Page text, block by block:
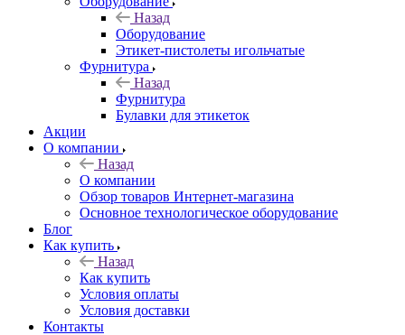
Назад
Оборудование
Этикет-пистолеты игольчатые
Фурнитура
Назад
Фурнитура
Булавки для этикеток
Акции
О компании
Назад
О компании
Обзор товаров Интернет-магазина
Основное технологическое оборудование
Блог
Как купить
Назад
Как купить
Условия оплаты
Условия доставки
Контакты